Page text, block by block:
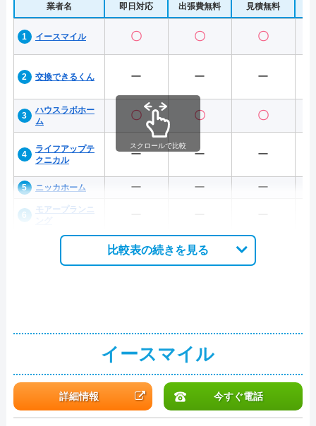
業者名 即日対応 出張費無料 見積無料
イースマイル 〇 〇 〇
交換できるくん ー ー ー
ハウスラボホー
ム
〇 〇 〇
ライフアップテ
クニカル
ー ー ー
ニッカホーム ー ー ー
モアープランニ
スクロールで比較
比較表の続きを見る
イースマイル
詳細情報 今すぐ電話